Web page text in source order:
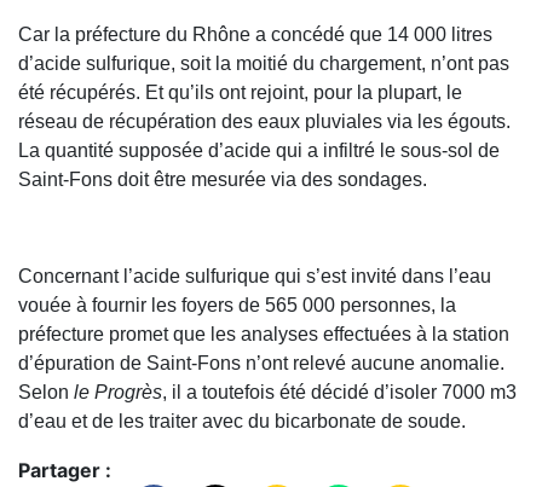
Car la préfecture du Rhône a concédé que 14 000 litres
d’acide sulfurique, soit la moitié du chargement, n’ont pas
été récupérés. Et qu’ils ont rejoint, pour la plupart, le
réseau de récupération des eaux pluviales via les égouts.
La quantité supposée d’acide qui a infiltré le sous-sol de
Saint-Fons doit être mesurée via des sondages.
Concernant l’acide sulfurique qui s’est invité dans l’eau
vouée à fournir les foyers de 565 000 personnes, la
préfecture promet que les analyses effectuées à la station
d’épuration de Saint-Fons n’ont relevé aucune anomalie.
Selon le Progrès, il a toutefois été décidé d’isoler 7000 m3
d’eau et de les traiter avec du bicarbonate de soude.
Partager :